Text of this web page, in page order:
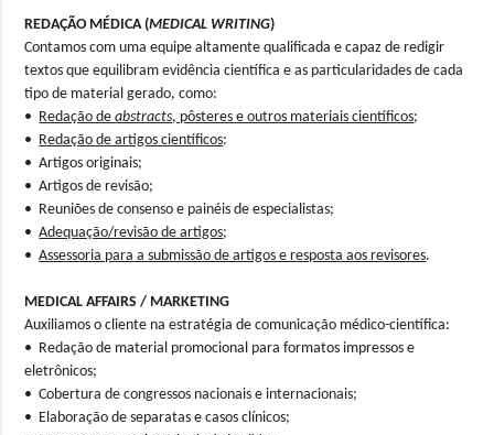
REDAÇÃO MÉDICA (MEDICAL WRITING)
Contamos com uma equipe altamente qualificada e capaz de redigir
textos que equilibram evidência científica e as particularidades de cada
tipo de material gerado, como:
• Redação deabstracts, pôsteres e outros materiais científicos;
• Redação de artigos científicos:
• Artigos originais;
• Artigos de revisão;
• Reuniões de consenso e painéis de especialistas;
•Adequação/revisão de artigos;
•Assessoria para a submissão de artigos e resposta aos revisores.
MEDICAL AFFAIRS / MARKETING
Auxiliamos o cliente na estratégia de comunicação médico-científica:
• Redação de material promocional para formatos impressos e
eletrônicos;
• Cobertura de congressos nacionais e internacionais;
• Elaboração de separatas e casos clínicos;